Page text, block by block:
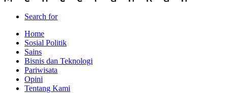
Search for
Home
Sosial Politik
Sains
Bisnis dan Teknologi
Pariwisata
Opini
Tentang Kami